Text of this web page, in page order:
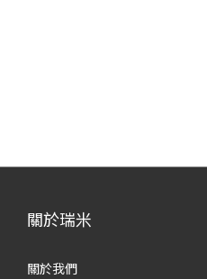
關於瑞米
關於我們